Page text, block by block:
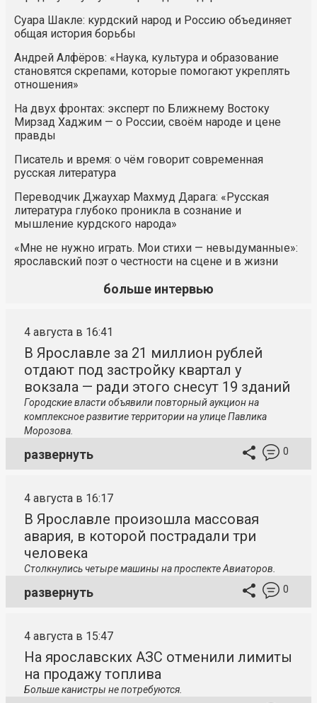
Суара Шакле: курдский народ и Россию объединяет
общая история борьбы
Андрей Алфёров: «Наука, культура и образование
становятся скрепами, которые помогают укреплять
отношения»
На двух фронтах: эксперт по Ближнему Востоку
Мирзад Хаджим — о России, своём народе и цене
правды
Писатель и время: о чём говорит современная
русская литература
Переводчик Джаухар Махмуд Дарага: «Русская
литература глубоко проникла в сознание и
мышление курдского народа»
«Мне не нужно играть. Мои стихи — невыдуманные»:
ярославский поэт о честности на сцене и в жизни
больше интервью
4 августа в 16:41
В Ярославле за 21 миллион рублей
отдают под застройку квартал у
вокзала — ради этого снесут 19 зданий
Городские власти объявили повторный аукцион на
комплексное развитие территории на улице Павлика
Морозова.
развернуть 0
4 августа в 16:17
В Ярославле произошла массовая
авария, в которой пострадали три
человека
Столкнулись четыре машины на проспекте Авиаторов.
развернуть 0
4 августа в 15:47
На ярославских АЗС отменили лимиты
на продажу топлива
Больше канистры не потребуются.